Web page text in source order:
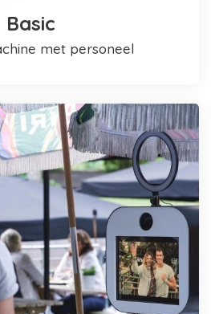
met personeel